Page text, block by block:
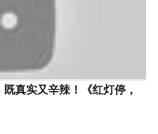
真实又辛辣！《红灯停，